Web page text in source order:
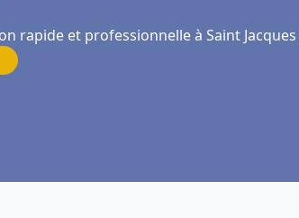
rapide et professionnelle à Saint Jacques